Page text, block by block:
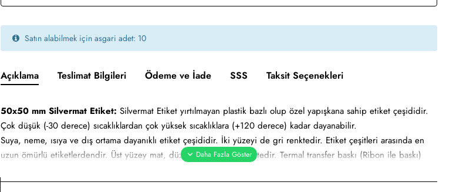
Satın alabilmek için asgari adet: 10
Açıklama Teslimat Bilgileri Ödeme ve İade SSS Taksit Seçenekleri
50x50 mm Silvermat Etiket: Silvermat Etiket yırtılmayan plastik bazlı olup özel yapışkana sahip etiket çeşididir.
Çok düşük (-30 derece) sıcaklıklardan çok yüksek sıcaklıklara (+120 derece) kadar dayanabilir.
Suya, neme, ısıya ve dış ortama dayanıklı etiket çeşididir. İki yüzeyi de gri renktedir. Etiket çeşitleri arasında en
uzun ömürlü etiketlerdendir. Üst yüzey mat, düz ve gri metalik renktedir. Termal transfer baskı (Ribon ile baskı)
olarak adlandırılabilir.